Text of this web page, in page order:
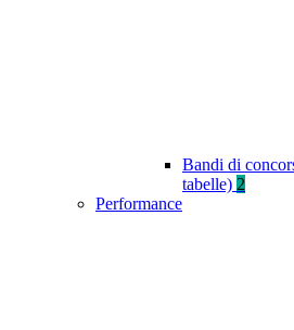
Bandi di
tabelle) 2
Performance